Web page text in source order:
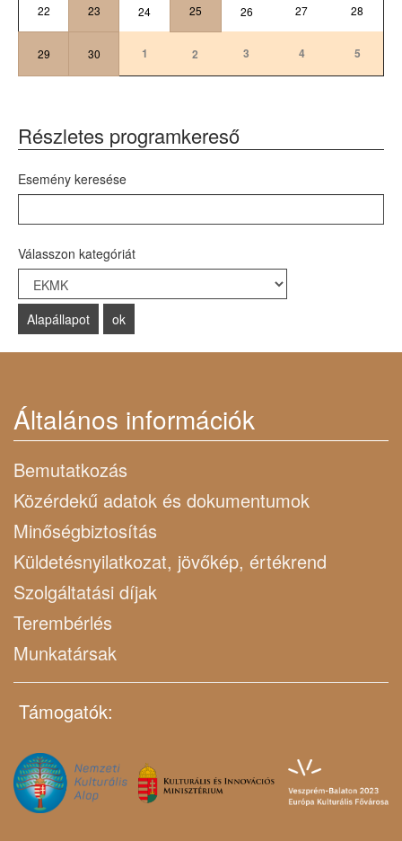
22 23 24 25 26 27 28
29 30 1 2 3 4 5
Részletes programkereső
Esemény keresése
Válasszon kategóriát
Select a Category to filter list
Általános információk
Bemutatkozás
Közérdekű adatok és dokumentumok
Minőségbiztosítás
Küldetésnyilatkozat, jövőkép, értékrend
Szolgáltatási díjak
Terembérlés
Munkatársak
Támogatók: